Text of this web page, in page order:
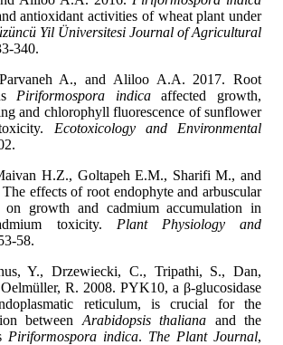
antioxidant activities of wheat plant under
Yil Üniversitesi Journal of Agricultural
A., and Aliloo A.A. 2017. Root
Piriformospora indicaaffected growth,
and chlorophyll fluorescence of sunflower
Ecotoxicology and Environmental
H.Z., Goltapeh E.M., Sharifi M., and
effects of root endophyte and arbuscular
on growth and cadmium accumulation in
toxicity. Plant Physiology and
Y., Drzewiecki, C., Tripathi, S., Dan,
R. 2008. PYK10, a β‐glucosidase
reticulum, is crucial for the
between Arabidopsis thaliana and the
Piriformospora indica. The Plant Journal,